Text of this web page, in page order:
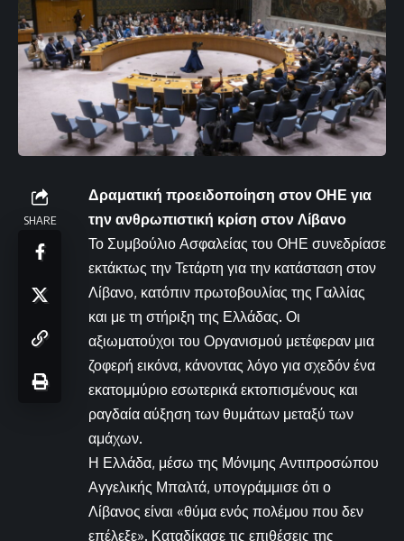
SHARE
Δραματική προειδοποίηση στον ΟΗΕ για
την ανθρωπιστική κρίση στον Λίβανο
Το Συμβούλιο Ασφαλείας του ΟΗΕ συνεδρίασε
εκτάκτως την Τετάρτη για την κατάσταση στον
Λίβανο, κατόπιν πρωτοβουλίας της Γαλλίας
και με τη στήριξη της Ελλάδας. Οι
αξιωματούχοι του Οργανισμού μετέφεραν μια
ζοφερή εικόνα, κάνοντας λόγο για σχεδόν ένα
εκατομμύριο εσωτερικά εκτοπισμένους και
ραγδαία αύξηση των θυμάτων μεταξύ των
αμάχων.
Η Ελλάδα, μέσω της Μόνιμης Αντιπροσώπου
Αγγελικής Μπαλτά, υπογράμμισε ότι ο
Λίβανος είναι «θύμα ενός πολέμου που δεν
επέλεξε». Καταδίκασε τις επιθέσεις της